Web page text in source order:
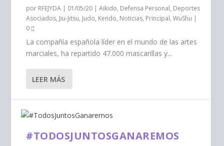
por RFEJYDA | 01/05/20 |Aikido, Defensa Personal, Deportes
Asociados, Jiu-Jitsu, Judo, Kendo, Noticias, Principal,WuShu |
0
La compañía española líder en el mundo de las artes
marciales, ha repartido 47.000 mascarillas y...
LEER MÁS
#TODOSJUNTOSGANAREMOS